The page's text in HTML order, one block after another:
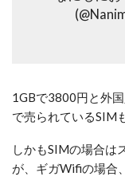
1GBで3800円と外
で売られているSIM
しかもSIMの場合は
が、ギガWifiの場合